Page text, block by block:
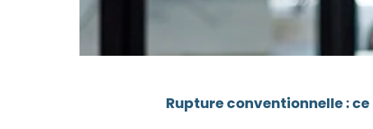
Rupture conventionnelle :